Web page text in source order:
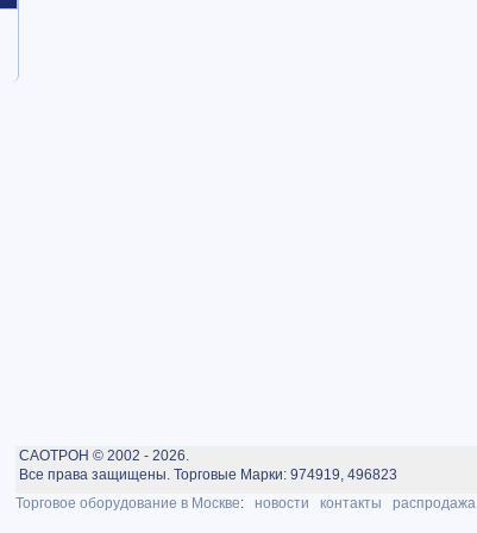
САОТРОН © 2002 - 2026.
Все права защищены. Торговые Марки: 974919, 496823
Торговое оборудование в Москве: новости контакты распродажа